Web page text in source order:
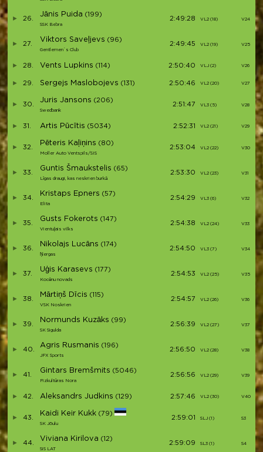
26.
Jānis Puida (199)
SSK Bebra
2:49:28 VL2 (18) V24
27.
Viktors Saveļjevs (96)
Gentlemen`s Club
2:49:45 VL2 (19) V25
28. Vents Lupkins (114) 2:50:40 VLJ (2) V26
29. Sergejs Maslobojevs (131) 2:50:46 VL2 (20) V27
30.
Juris Jansons (206)
Swedbank
2:51:47 VL3 (5) V28
31. Artis Pūcītis (5034) 2:52:31 VL2 (21) V29
32.
Pēteris Kaļiņins (80)
Moller Auto Ventspils/SIS
2:53:04 VL2 (22) V30
33.
Guntis Šmaukstelis (65)
Līgas draugi, kas neskrien burkā
2:53:30 VL2 (23) V31
34.
Kristaps Epners (57)
Elita
2:54:29 VL3 (6) V32
35.
Gusts Fokerots (147)
Vientuļais vilks
2:54:38 VL2 (24) V33
36.
Nikolajs Lucāns (174)
Ņergas
2:54:50 VL3 (7) V34
37.
Uģis Karasevs (177)
Kocēnu novads
2:54:53 VL2 (25) V35
38.
Mārtiņš Dīcis (115)
VSK Noskrien
2:54:57 VL2 (26) V36
39.
Normunds Kuzāks (99)
SK Sigulda
2:56:39 VL2 (27) V37
40.
Agris Rusmanis (196)
JFX Sports
2:56:50 VL2 (28) V38
41.
Gintars Bremšmits (5046)
Fizkultūras Nora
2:56:56 VL2 (29) V39
42. Aleksandrs Judkins (129) 2:57:46 VL2 (30) V40
43.
Kaidi Keir Kukk (79)
SK Jõulu
2:59:01 SLJ (1) S3
44.
Viviana Kirilova (12)
SiS LAT
2:59:09 SL3 (1) S4